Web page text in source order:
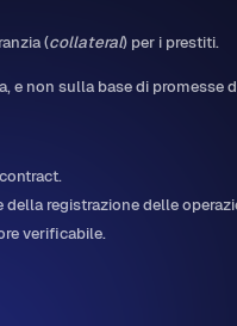
(collateral) per i prestiti.
e non sulla base di promesse
registrazione delle
verificabile.